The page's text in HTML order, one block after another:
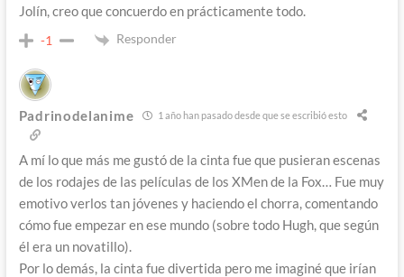
Jolín, creo que concuerdo en prácticamente todo.
-1 Responder
Padrinodelanime 1 año han pasado desde que se escribió esto
A mí lo que más me gustó de la cinta fue que pusieran escenas
de los rodajes de las películas de los XMen de la Fox… Fue muy
emotivo verlos tan jóvenes y haciendo el chorra, comentando
cómo fue empezar en ese mundo (sobre todo Hugh, que según
él era un novatillo).
Por lo demás, la cinta fue divertida pero me imaginé que irían